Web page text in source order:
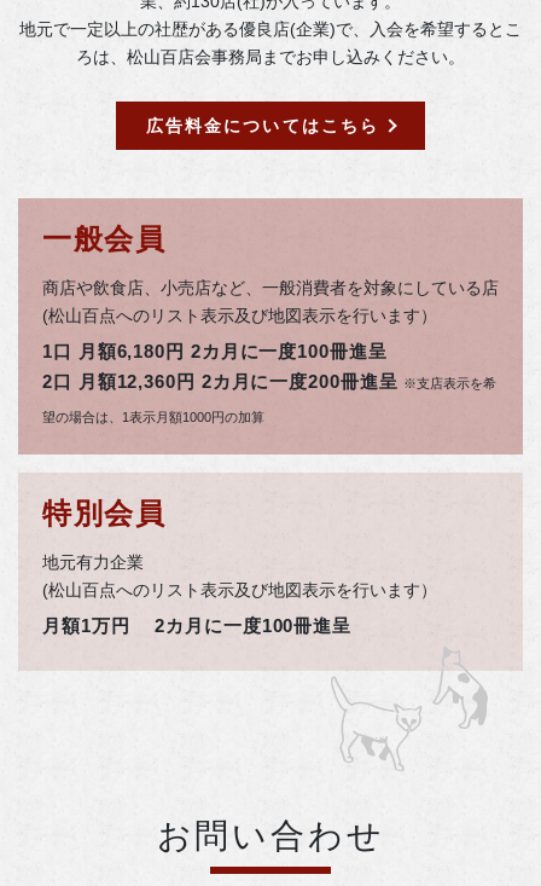
地元で一定以上の社歴がある優良店(企業)で、入会を希望するとこ
ろは、松山百店会事務局までお申し込みください。
広告料金についてはこちら
一般会員
商店や飲食店、小売店など、一般消費者を対象にしている店
(松山百点へのリスト表示及び地図表示を行います）
1口 月額6,180円 2カ月に一度100冊進呈
2口 月額12,360円 2カ月に一度200冊進呈 ※支店表示を希
望の場合は、1表示月額1000円の加算
特別会員
地元有力企業
(松山百点へのリスト表示及び地図表示を行います）
月額1万円 2カ月に一度100冊進呈
お問い合わせ